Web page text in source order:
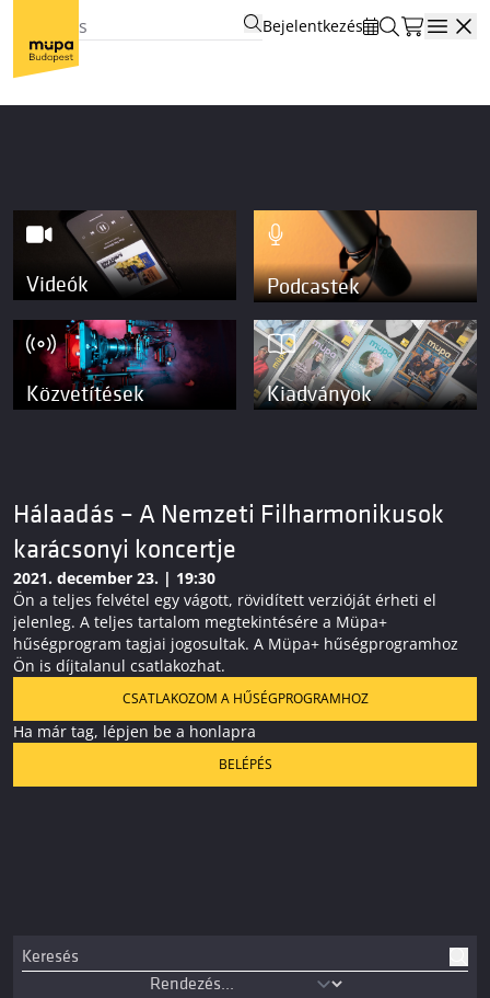
Bejelentkezés
Videók Podcastek
Közvetítések Kiadványok
Hálaadás – A Nemzeti Filharmonikusok
karácsonyi koncertje
2021. december 23. | 19:30
Ön a teljes felvétel egy vágott, rövidített verzióját érheti el
jelenleg. A teljes tartalom megtekintésére a Müpa+
hűségprogram tagjai jogosultak. A Müpa+ hűségprogramhoz
Ön is díjtalanul csatlakozhat.
CSATLAKOZOM A HŰSÉGPROGRAMHOZ
Ha már tag, lépjen be a honlapra
BELÉPÉS